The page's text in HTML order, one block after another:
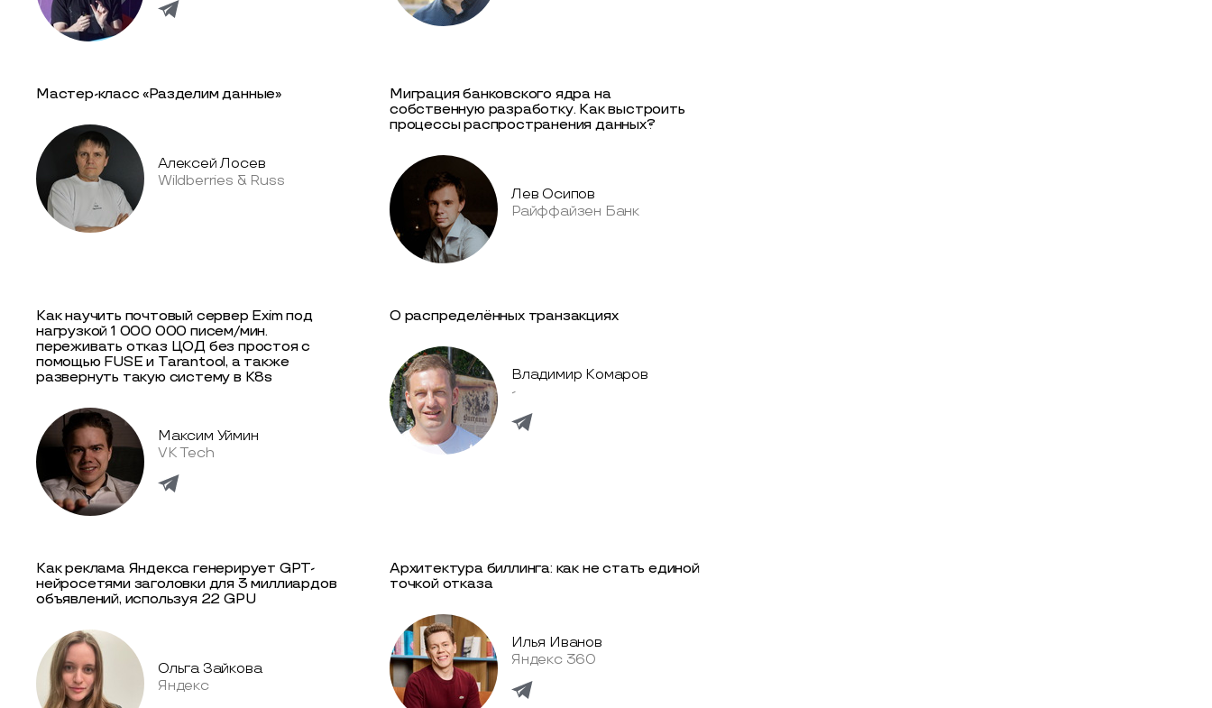
Мастер-класс «Разделим данные»
Алексей Лосев
Wildberries & Russ
Миграция банковского ядра на
собственную разработку. Как выстроить
процессы распространения данных?
Лев Осипов
Райффайзен Банк
Как научить почтовый сервер Exim под
нагрузкой 1 000 000 писем/мин.
переживать отказ ЦОД без простоя с
помощью FUSE и Tarantool, а также
развернуть такую систему в K8s
Максим Уймин
VK Tech
О распределённых транзакциях
Владимир Комаров
-
Как реклама Яндекса генерирует GPT-
нейросетями заголовки для 3 миллиардов
объявлений, используя 22 GPU
Ольга Зайкова
Яндекс
Архитектура биллинга: как не стать единой
точкой отказа
Илья Иванов
Яндекс 360